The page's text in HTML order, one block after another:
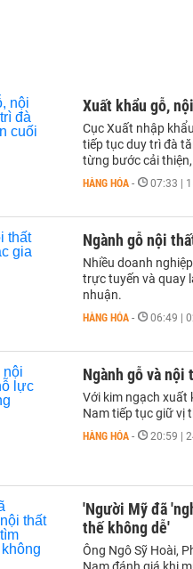
Xuất khẩu gỗ,
Cục Xuất nhập
tiếp tục duy trì đà
từng bước cải
HÀNG HÓA - 07:33 |
Ngành gỗ nội
Nhiều doanh
trực tuyến và quay
nhuận.
HÀNG HÓA - 06:49 |
Ngành gỗ và nội
Với kim ngạch xuất
Nam tiếp tục giữ vị
HÀNG HÓA - 20:59 |
'Người Mỹ đã
thế không dễ'
Ông Ngô Sỹ Hoài,